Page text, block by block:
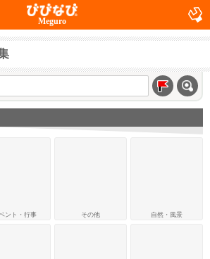
Meguro
ント・行事 その他 自然・風景